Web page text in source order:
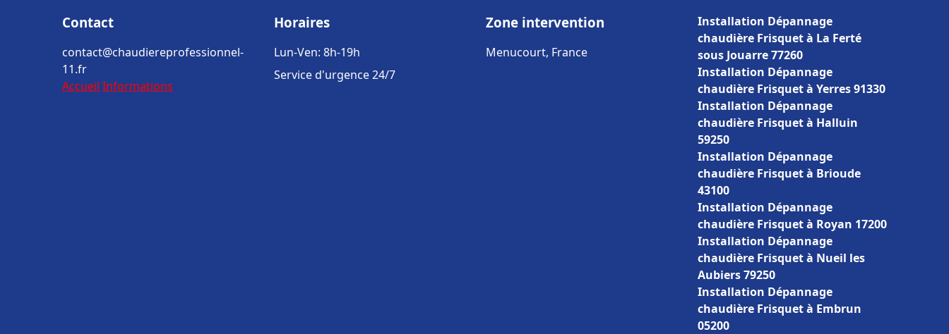
Contact
contact@chaudiereprofessionnel-
11.fr
Accueil Informations
Horaires
Lun-Ven: 8h-19h
Service d'urgence 24/7
Zone intervention
Menucourt, France
Installation Dépannage
chaudière Frisquet à La Ferté
sous Jouarre 77260
Installation Dépannage
chaudière Frisquet à Yerres 91330
Installation Dépannage
chaudière Frisquet à Halluin
59250
Installation Dépannage
chaudière Frisquet à Brioude
43100
Installation Dépannage
chaudière Frisquet à Royan 17200
Installation Dépannage
chaudière Frisquet à Nueil les
Aubiers 79250
Installation Dépannage
chaudière Frisquet à Embrun
05200